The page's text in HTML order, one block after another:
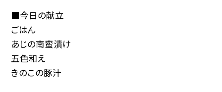
■今日の献立
ごはん
あじの南蛮漬け
五色和え
きのこの豚汁